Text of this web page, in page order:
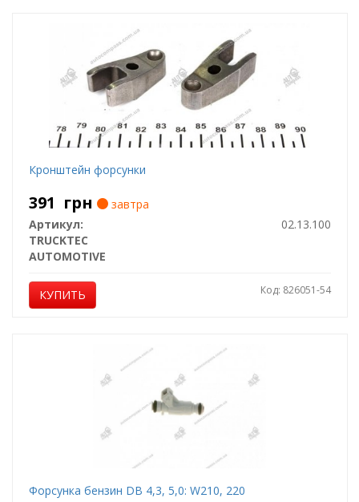
Кронштейн форсунки
391 грн
завтра
Артикул:
02.13.100
TRUCKTEC
AUTOMOTIVE
КУПИТЬ Код: 826051-54
Форсунка бензин DB 4,3, 5,0: W210, 220